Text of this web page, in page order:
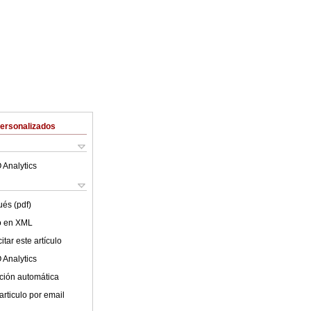
Analytics
(pdf)
en XML
este artículo
Analytics
automática
por email